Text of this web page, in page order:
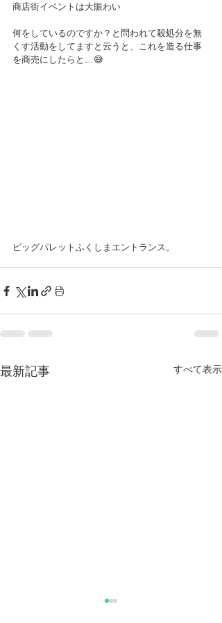
商店街イベントは大賑わい
何をしているのですか？と問われて殺処分を無
くす活動をしてますと云うと、これを造る仕事
を商売にしたらと…😅
ビッグパレットふくしまエントランス。
最新記事 すべて表示